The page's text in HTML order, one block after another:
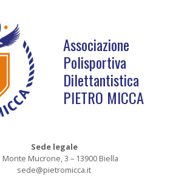
Associazione
Polisportiva
Dilettantistica
PIETRO MICCA
Sede legale
Monte Mucrone, 3 – 13900 Biella
sede@pietromicca.it